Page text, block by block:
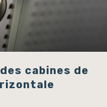
cabines de